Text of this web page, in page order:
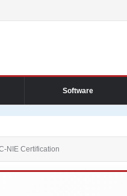
Software
NIE Certification